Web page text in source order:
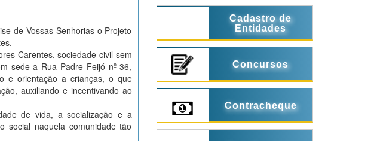
de Vossas Senhorias o Projeto
Carentes, sociedade civil sem
sede a Rua Padre Feijó nº 36,
e orientação a crianças, o que
auxiliando e incentivando ao
de vida, a socialização e a
social naquela comunidade tão
Cadastro de
Entidades
Concursos
Contracheque